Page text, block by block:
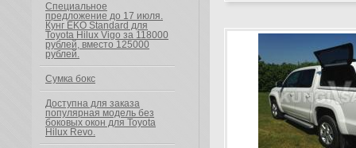
Специальное
предложение до 17 июля.
Кунг EKO Standard для
Toyota Hilux Vigo за 118000
рублей, вместо 125000
рублей.
Сумка бокс
Доступна для заказа
популярная модель без
боковых окон для Toyota
Hilux Revo.